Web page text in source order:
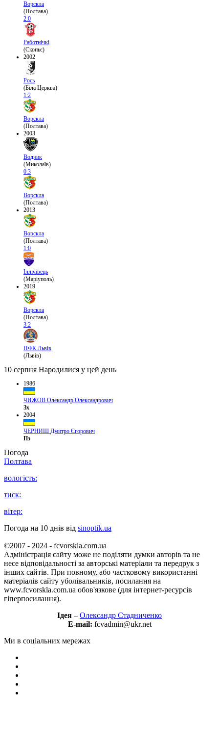
Ворскла
(Полтава)
2:0
Работнічкі
(Скопьє)
2002
Рось
(Біла Церква)
1:2
Ворскла
(Полтава)
2003
Водник
(Миколаїв)
0:3
Ворскла
(Полтава)
2013
Ворскла
(Полтава)
1:0
Іллічівець
(Маріуполь)
2019
Ворскла
(Полтава)
3:2
ПФК Львів
(Львів)
10 серпня Народилися у цей день
1986
ЧИЖОВ Олександр Олександрович
Зх
2004
ЧЕРНИШ Дмитро Єгорович
Пз
Погода
Полтава
вологість:
тиск:
вітер:
Погода на 10 днів від sinoptik.ua
©2007 - 2024 - fcvorskla.com.ua
Адміністрація сайту може не поділяти думки авторів та не
несе відповідальності за авторські матеріали та передрук з
інших сайтів. При повному, або частковому використанні
матеріалів сайту уболівальників, посилання на
www.fcvorskla.com.ua обов'язкове (для інтернет-ресурсів
гіперпосилання).
Ідея – Олександр Стадниченко
E-mail: fcvadmin@ukr.net
Ми в соціальних мережах